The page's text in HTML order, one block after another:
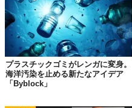
プラスチックゴミがレンガに変身。
海洋汚染を止める新たなアイデア
「Byblock」